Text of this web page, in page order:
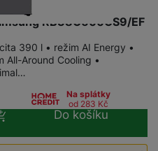
RB38C600CS9/EF
390 l • režim AI Energy •
All-Around Cooling •
Na splátky
od 283 Kč
Do košíku